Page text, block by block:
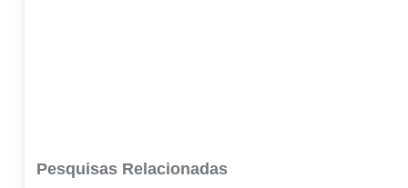
Pesquisas Relacionadas